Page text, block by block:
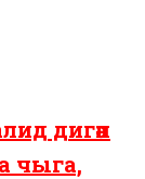
дигән
чыга,